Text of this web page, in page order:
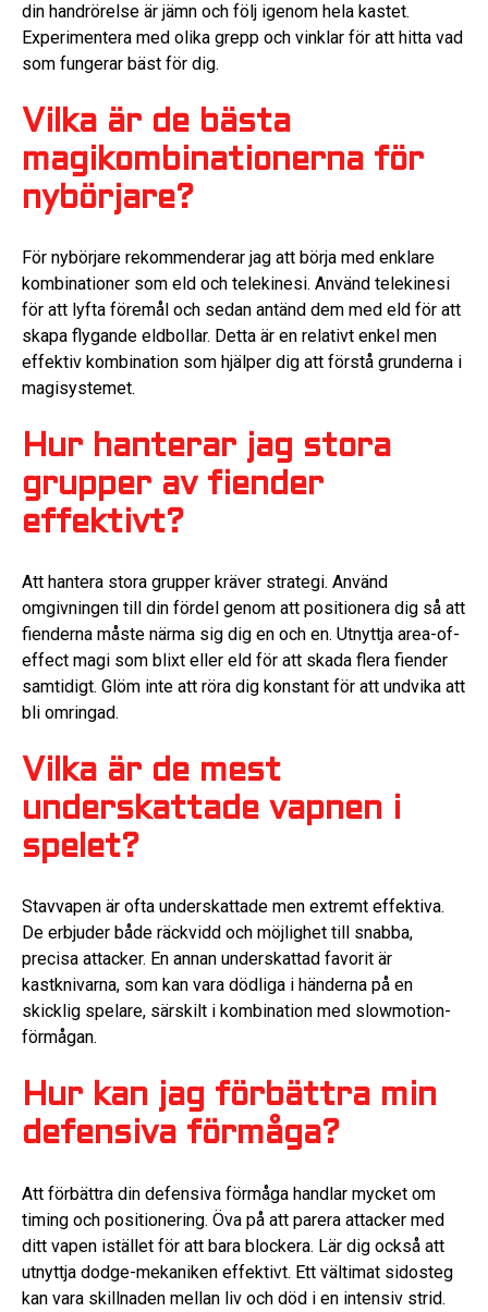
din handrörelse är jämn och följ igenom hela kastet.
Experimentera med olika grepp och vinklar för att hitta vad
som fungerar bäst för dig.
Vilka är de bästa
magikombinationerna för
nybörjare?
För nybörjare rekommenderar jag att börja med enklare
kombinationer som eld och telekinesi. Använd telekinesi
för att lyfta föremål och sedan antänd dem med eld för att
skapa flygande eldbollar. Detta är en relativt enkel men
effektiv kombination som hjälper dig att förstå grunderna i
magisystemet.
Hur hanterar jag stora
grupper av fiender
effektivt?
Att hantera stora grupper kräver strategi. Använd
omgivningen till din fördel genom att positionera dig så att
fienderna måste närma sig dig en och en. Utnyttja area-of-
effect magi som blixt eller eld för att skada flera fiender
samtidigt. Glöm inte att röra dig konstant för att undvika att
bli omringad.
Vilka är de mest
underskattade vapnen i
spelet?
Stavvapen är ofta underskattade men extremt effektiva.
De erbjuder både räckvidd och möjlighet till snabba,
precisa attacker. En annan underskattad favorit är
kastknivarna, som kan vara dödliga i händerna på en
skicklig spelare, särskilt i kombination med slowmotion-
förmågan.
Hur kan jag förbättra min
defensiva förmåga?
Att förbättra din defensiva förmåga handlar mycket om
timing och positionering. Öva på att parera attacker med
ditt vapen istället för att bara blockera. Lär dig också att
utnyttja dodge-mekaniken effektivt. Ett vältimat sidosteg
kan vara skillnaden mellan liv och död i en intensiv strid.